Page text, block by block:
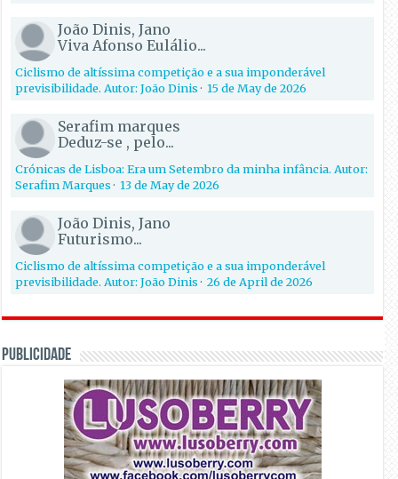
João Dinis, Jano
Viva Afonso Eulálio...
Ciclismo de altíssima competição e a sua imponderável
previsibilidade. Autor: João Dinis·15 de May de 2026
Serafim marques
Deduz-se , pelo...
Crónicas de Lisboa: Era um Setembro da minha infância. Autor:
Serafim Marques·13 de May de 2026
João Dinis, Jano
Futurismo...
Ciclismo de altíssima competição e a sua imponderável
previsibilidade. Autor: João Dinis·26 de April de 2026
PUBLICIDADE